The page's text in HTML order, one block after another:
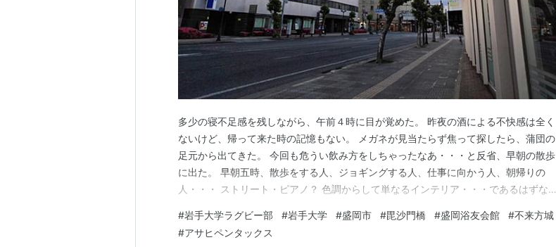
多少の寝不足感を残しながら、午前４時に目が覚めた。 昨夜の酒による不快感は全く
ないけど、帰って来た時の記憶もない。 メガネが見当たらず焦って探したら、蒲団の
足元から出てきた。 今回も危うい飲み方をしちゃったなあ・・・と反省、早朝の散歩
に出た。 早朝五時、散歩をする人、ジョギングする人、仕事に向かう人、朝帰りの
人・・・ ストリート・ピアノ？ 色調からして単なるインテリア・・・であるはずない
風が強かったし、ここはビル風もあるけど、ここまで倒れる？ 不法駐輪への嫌がらせ
かな？ この街には、乱暴な人がいてほしくないけど。 …
#岩手大学ラグビー部 #岩手大学 #盛岡市 #毘沙門橋 #盛岡浴友会館 #不来方城
#アサヒペンタックス